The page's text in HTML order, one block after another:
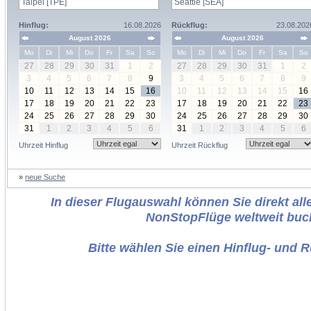
Hinflug: 16.08.2026
August 2026
Mo
Di Mi Do Fr Sa So
27 28 29 30 31 1
2
3
4 5 6 7 8
9
10
11 12 13 14 15
16
17
18 19 20 21 22
23
24
25 26 27 28 29
30
31
1 2 3 4 5 6
Uhrzeit Hinflug
Rückflug:
August 2026
Mo
Di Mi Do Fr Sa So
27 28 29 30 31 1
2
3
4 5 6 7 8
9
10
11 12 13 14 15
16
17
18 19 20 21 22
23
24
25 26 27 28 29
30
31
1 2 3 4 5 6
Uhrzeit Rückflug
» neue Suche
In dieser Flugauswahl können Sie direkt
NonStopFlüge weltweit
Bitte wählen Sie einen Hinflug- und